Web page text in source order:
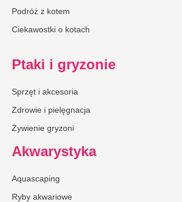
Podróż z kotem
Ciekawostki o kotach
Ptaki i gryzonie
Sprzęt i akcesoria
Zdrowie i pielęgnacja
Żywienie gryzoni
Akwarystyka
Aquascaping
Ryby akwariowe